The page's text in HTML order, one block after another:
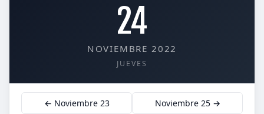
24
NOVIEMBRE 2022
JUEVES
← Noviembre 23 Noviembre 25 →